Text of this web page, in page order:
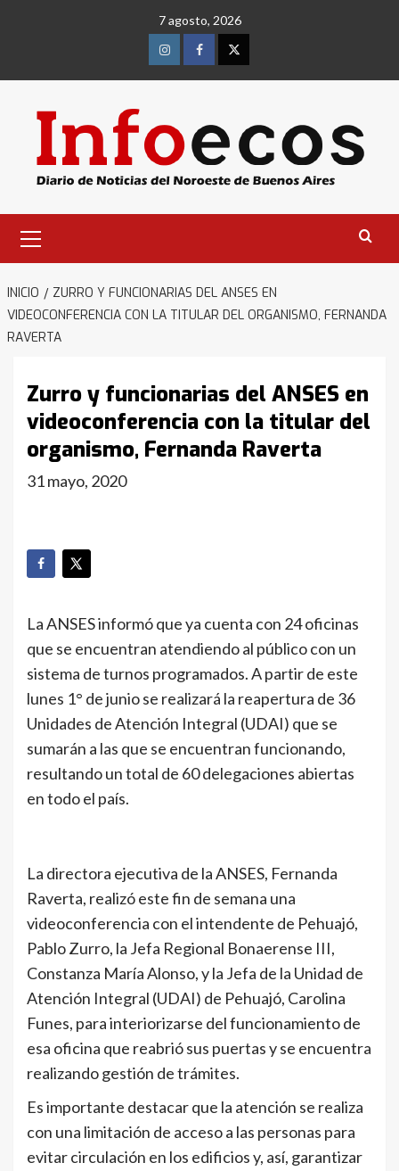
7 agosto, 2026
InstagramFacebookTwitter
primario
INICIO
ZURRO Y FUNCIONARIAS DEL ANSES EN
VIDEOCONFERENCIA CON LA TITULAR DEL ORGANISMO, FERNANDA
RAVERTA
Zurro y funcionarias del ANSES en
videoconferencia con la titular del
organismo, Fernanda Raverta
31 mayo, 2020
La ANSES informó que ya cuenta con 24 oficinas
que se encuentran atendiendo al público con un
sistema de turnos programados. A partir de este
lunes 1° de junio se realizará la reapertura de 36
Unidades de Atención Integral (UDAI) que se
sumarán a las que se encuentran funcionando,
resultando un total de 60 delegaciones abiertas
en todo el país.
La directora ejecutiva de la ANSES, Fernanda
Raverta, realizó este fin de semana una
videoconferencia con el intendente de Pehuajó,
Pablo Zurro, la Jefa Regional Bonaerense III,
Constanza María Alonso, y la Jefa de la Unidad de
Atención Integral (UDAI) de Pehuajó, Carolina
Funes, para interiorizarse del funcionamiento de
esa oficina que reabrió sus puertas y se encuentra
realizando gestión de trámites.
Es importante destacar que la atención se realiza
con una limitación de acceso a las personas para
evitar circulación en los edificios y, así, garantizar